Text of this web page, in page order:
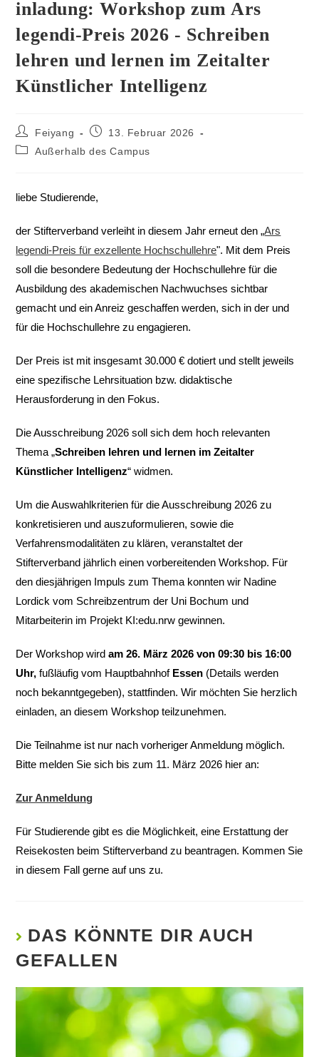
inladung: Workshop zum Ars
legendi-Preis 2026 - Schreiben
lehren und lernen im Zeitalter
Künstlicher Intelligenz
Feiyang
13. Februar 2026
Außerhalb des Campus
liebe Studierende,
der Stifterverband verleiht in diesem Jahr erneut den „Ars
legendi-Preis für exzellente Hochschullehre". Mit dem Preis
soll die besondere Bedeutung der Hochschullehre für die
Ausbildung des akademischen Nachwuchses sichtbar
gemacht und ein Anreiz geschaffen werden, sich in der und
für die Hochschullehre zu engagieren.
Der Preis ist mit insgesamt 30.000 € dotiert und stellt jeweils
eine spezifische Lehrsituation bzw. didaktische
Herausforderung in den Fokus.
Die Ausschreibung 2026 soll sich dem hoch relevanten
Thema „Schreiben lehren und lernen im Zeitalter
Künstlicher Intelligenz“ widmen.
Um die Auswahlkriterien für die Ausschreibung 2026 zu
konkretisieren und auszuformulieren, sowie die
Verfahrensmodalitäten zu klären, veranstaltet der
Stifterverband jährlich einen vorbereitenden Workshop. Für
den diesjährigen Impuls zum Thema konnten wir Nadine
Lordick vom Schreibzentrum der Uni Bochum und
Mitarbeiterin im Projekt KI:edu.nrw gewinnen.
Der Workshop wirdam 26. März 2026 von 09:30 bis 16:00
Uhr,fußläufig vom HauptbahnhofEssen (Details werden
noch bekanntgegeben), stattfinden. Wir möchten Sie herzlich
einladen, an diesem Workshop teilzunehmen.
Die Teilnahme ist nur nach vorheriger Anmeldung möglich.
Bitte melden Sie sich bis zum 11. März 2026 hier an:
Zur Anmeldung
Für Studierende gibt es die Möglichkeit, eine Erstattung der
Reisekosten beim Stifterverband zu beantragen. Kommen Sie
in diesem Fall gerne auf uns zu.
DAS KÖNNTE DIR AUCH
GEFALLEN